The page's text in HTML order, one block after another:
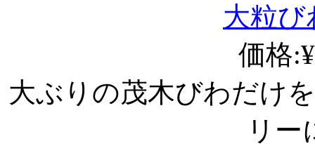
大粒び
価格
大ぶりの茂木びわだけ
リー